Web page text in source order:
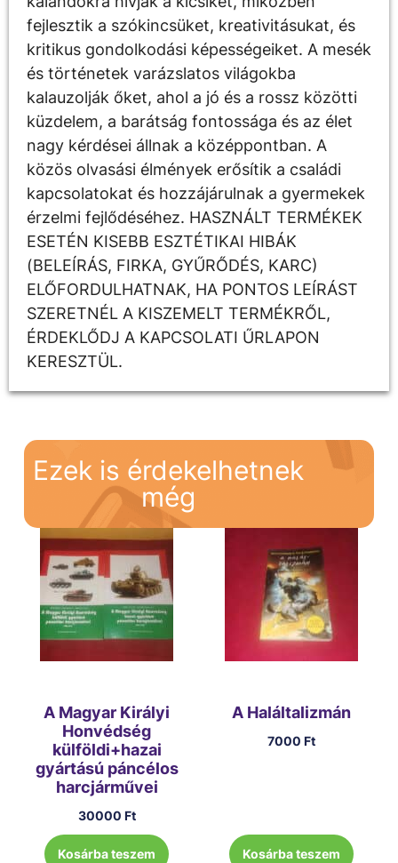
fejlesztik a szókincsüket, kreativitásukat, és
kritikus gondolkodási képességeiket. A mesék
és történetek varázslatos világokba
kalauzolják őket, ahol a jó és a rossz közötti
küzdelem, a barátság fontossága és az élet
nagy kérdései állnak a középpontban. A
közös olvasási élmények erősítik a családi
kapcsolatokat és hozzájárulnak a gyermekek
érzelmi fejlődéséhez. HASZNÁLT TERMÉKEK
ESETÉN KISEBB ESZTÉTIKAI HIBÁK
(BELEÍRÁS, FIRKA, GYŰRŐDÉS, KARC)
ELŐFORDULHATNAK, HA PONTOS LEÍRÁST
SZERETNÉL A KISZEMELT TERMÉKRŐL,
ÉRDEKLŐDJ A KAPCSOLATI ŰRLAPON
KERESZTÜL.
Ezek is érdekelhetnek
még
A Magyar Királyi
Honvédség
külföldi+hazai
gyártású páncélos
harcjárművei
30000 Ft
Kosárba teszem
A Haláltalizmán
7000 Ft
Kosárba teszem